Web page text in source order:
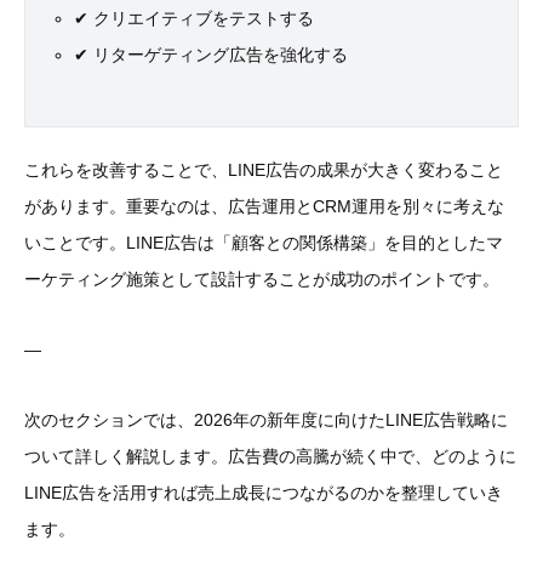
✔ クリエイティブをテストする
✔ リターゲティング広告を強化する
これらを改善することで、LINE広告の成果が大きく変わること
があります。重要なのは、広告運用とCRM運用を別々に考えな
いことです。LINE広告は「顧客との関係構築」を目的としたマ
ーケティング施策として設計することが成功のポイントです。
—
次のセクションでは、2026年の新年度に向けたLINE広告戦略に
ついて詳しく解説します。広告費の高騰が続く中で、どのように
LINE広告を活用すれば売上成長につながるのかを整理していき
ます。